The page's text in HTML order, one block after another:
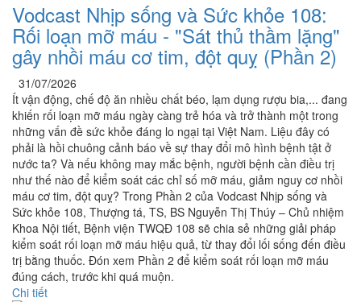
Vodcast Nhịp sống và Sức khỏe 108:
Rối loạn mỡ máu - "Sát thủ thầm lặng"
gây nhồi máu cơ tim, đột quỵ (Phần 2)
31/07/2026
Ít vận động, chế độ ăn nhiều chất béo, lạm dụng rượu bia,... đang
khiến rối loạn mỡ máu ngày càng trẻ hóa và trở thành một trong
những vấn đề sức khỏe đáng lo ngại tại Việt Nam. Liệu đây có
phải là hồi chuông cảnh báo về sự thay đổi mô hình bệnh tật ở
nước ta? Và nếu không may mắc bệnh, người bệnh cần điều trị
như thế nào để kiểm soát các chỉ số mỡ máu, giảm nguy cơ nhồi
máu cơ tim, đột quỵ? Trong Phần 2 của Vodcast Nhịp sống và
Sức khỏe 108, Thượng tá, TS, BS Nguyễn Thị Thúy – Chủ nhiệm
Khoa Nội tiết, Bệnh viện TWQĐ 108 sẽ chia sẻ những giải pháp
kiểm soát rối loạn mỡ máu hiệu quả, từ thay đổi lối sống đến điều
trị bằng thuốc. Đón xem Phần 2 để kiểm soát rối loạn mỡ máu
đúng cách, trước khi quá muộn.
Chi tiết